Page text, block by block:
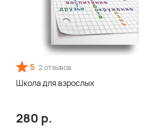
5 2 отзывов
Школа для взрослых
280 р.